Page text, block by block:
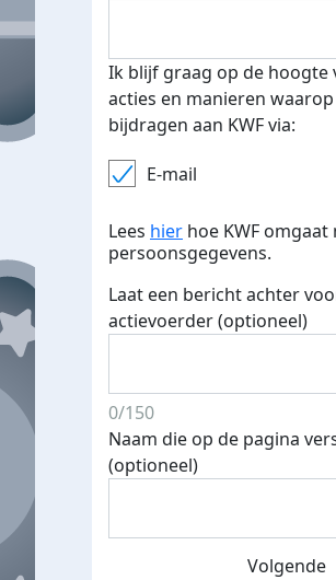
E-mails
€500 euro opgehaald:
verdiend
Ik blijf graag op de hoogte
acties en manieren
bijdragen aan KWF via:
E-mail
Lees hier hoe KWF omgaat
persoonsgegevens.
Laat een bericht achter
actievoerder (optioneel)
0/150
Naam die op de pagina
(optioneel)
Volgende